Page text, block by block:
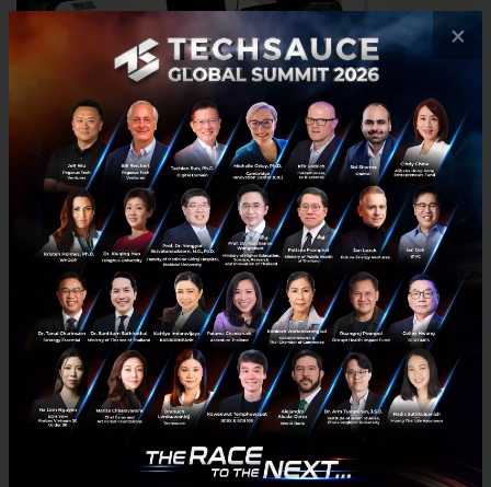
Garett Camp และ Travis Kalanick ต้องรีบไปงาน
LeWeb แต่พวกเขาก็ประสบปัญหาเพราะเรียกแท็กซี่ได้
ยากมาก นี่จึงเป็นจุดเริ่มต้นของ UberCab ซึ่งเป็นชื่อเรียก
บริการรถยนต์สีดำ
ในการหาคนขับคนแรก Kalanick ใช้วิธีการโทรศัพท์ไปหา
บรถสีดำและเสนอที่จะจ่ายพวกเขาเป็นค่าจ้างรายชั่
วโมงถ้าเขาลองใช้แพลตฟอร์มที่สองผู้ก่อตั้งสร้างขึ้น
×